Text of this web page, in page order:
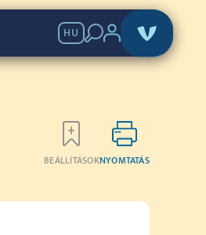
HU
BEÁLLÍTÁSOKNYOMTATÁS